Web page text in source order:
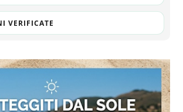
VERIFICATE